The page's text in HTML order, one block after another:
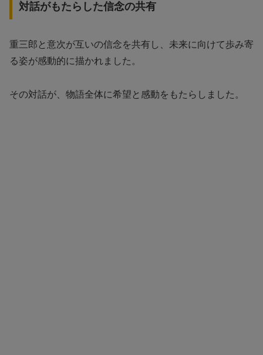
対話がもたらした信念の共有
重三郎と意次が互いの信念を共有し、未来に向けて歩み寄
る姿が感動的に描かれました。
その対話が、物語全体に希望と感動をもたらしました。